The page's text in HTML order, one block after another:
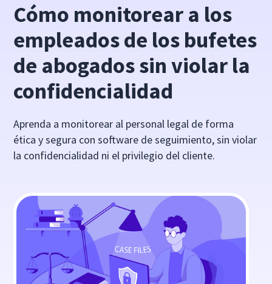
Cómo monitorear a los
empleados de los bufetes
de abogados sin violar la
confidencialidad
Aprenda a monitorear al personal legal de forma
ética y segura con software de seguimiento, sin violar
la confidencialidad ni el privilegio del cliente.